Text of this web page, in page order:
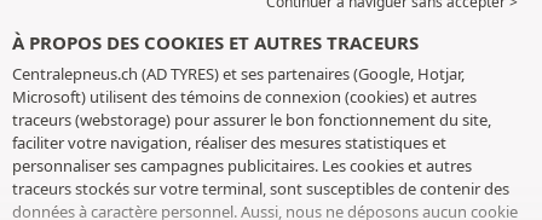
À PROPOS DES COOKIES ET AUTRES TRACEURS
Centralepneus.ch (AD TYRES) et ses partenaires (Google, Hotjar,
Microsoft) utilisent des témoins de connexion (cookies) et autres
traceurs (webstorage) pour assurer le bon fonctionnement du site,
faciliter votre navigation, réaliser des mesures statistiques et
personnaliser ses campagnes publicitaires. Les cookies et autres
traceurs stockés sur votre terminal, sont susceptibles de contenir des
données à caractère personnel. Aussi, nous ne déposons aucun cookie